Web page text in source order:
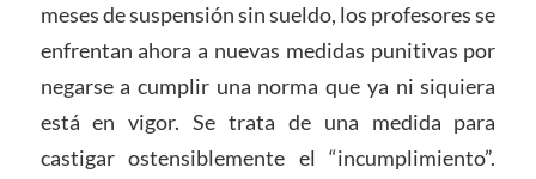
meses de suspensión sin sueldo, los profesores se
enfrentan ahora a nuevas medidas punitivas por
negarse a cumplir una norma que ya ni siquiera
está en vigor. Se trata de una medida para
castigar ostensiblemente el “incumplimiento”.